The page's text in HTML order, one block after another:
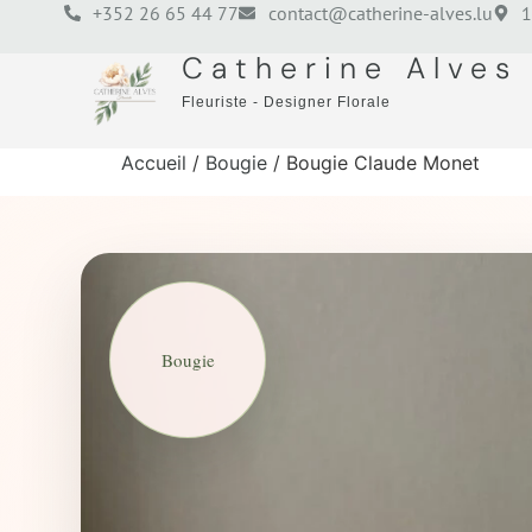
+352 26 65 44 77 contact@catherine-alves.lu
Catherine Alves
Fleuriste - Designer Florale
Accueil / Bougie / Bougie Claude Monet
Bougie